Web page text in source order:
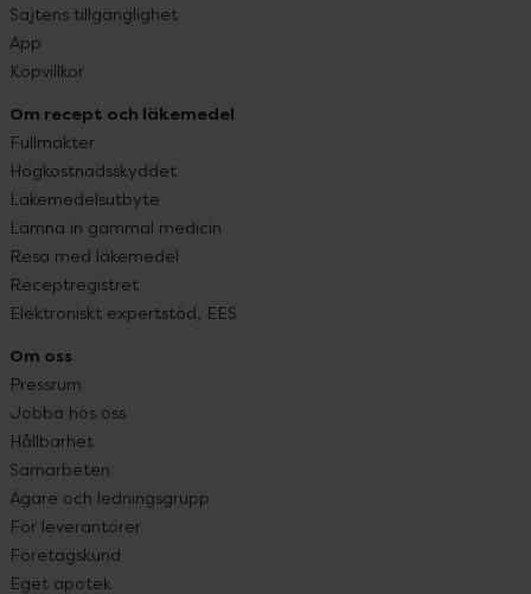
Sajtens tillgänglighet
App
Köpvillkor
Om recept och läkemedel
Fullmakter
Högkostnadsskyddet
Läkemedelsutbyte
Lämna in gammal medicin
Resa med läkemedel
Receptregistret
Elektroniskt expertstöd, EES
Om oss
Pressrum
Jobba hos oss
Hållbarhet
Samarbeten
Ägare och ledningsgrupp
För leverantörer
Företagskund
Eget apotek